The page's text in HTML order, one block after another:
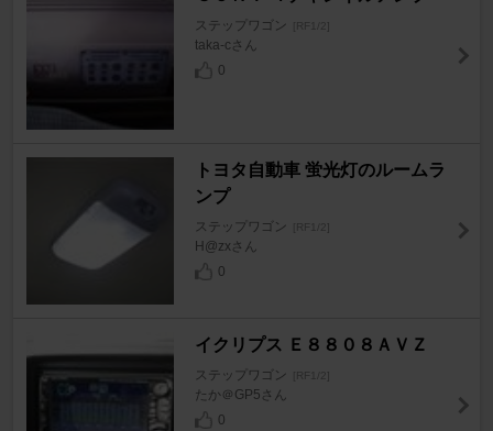
ステップワゴン [RF1/2]
taka-cさん
0
トヨタ自動車 蛍光灯のルームラ
ンプ
ステップワゴン [RF1/2]
H@zxさん
0
イクリプス Ｅ８８０８ＡＶＺ
ステップワゴン [RF1/2]
たか＠GP5さん
0